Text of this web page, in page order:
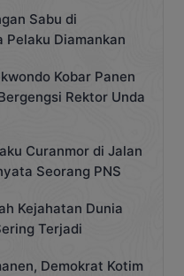
Sabu di
Pelaku Diamankan
Kobar Panen
Rektor Unda
Curanmor di Jalan
Seorang PNS
Kejahatan Dunia
Terjadi
Demokrat Kotim